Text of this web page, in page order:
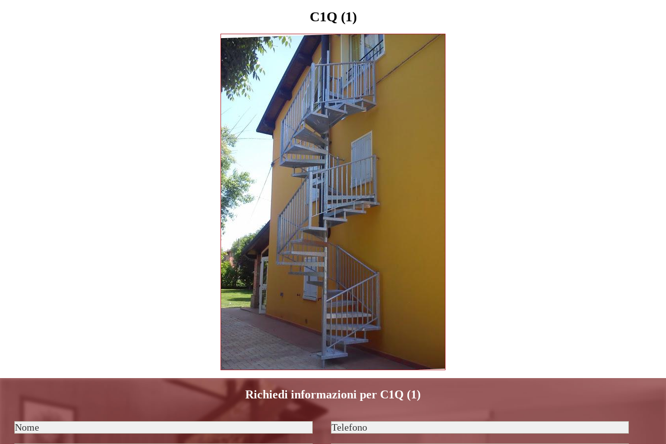
C1Q (1)
Richiedi informazioni per C1Q (1)